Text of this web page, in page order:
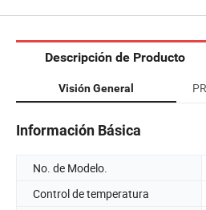
Descripción de Producto
Visión General
Información Básica
No. de Modelo.
Control de temperatura